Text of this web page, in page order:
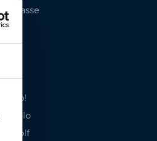
Klasse
3
Up!
Polo
Golf